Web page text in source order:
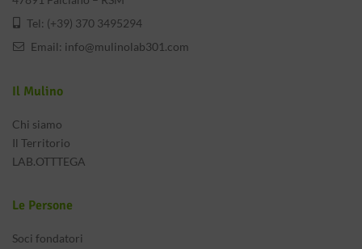
Tel: (+39) 370 3495294
Email: info@mulinolab301.com
Il Mulino
Chi siamo
Il Territorio
LAB.OTTTEGA
Le Persone
Soci fondatori